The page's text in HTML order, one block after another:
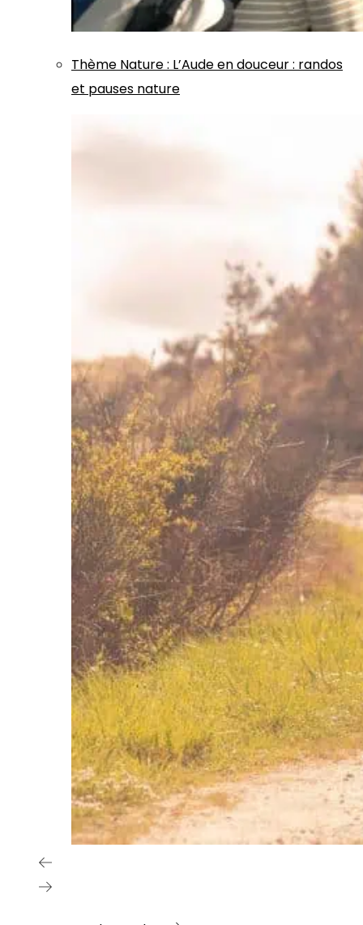
Thème Nature: L’Aude en douceur : randos
et pauses nature